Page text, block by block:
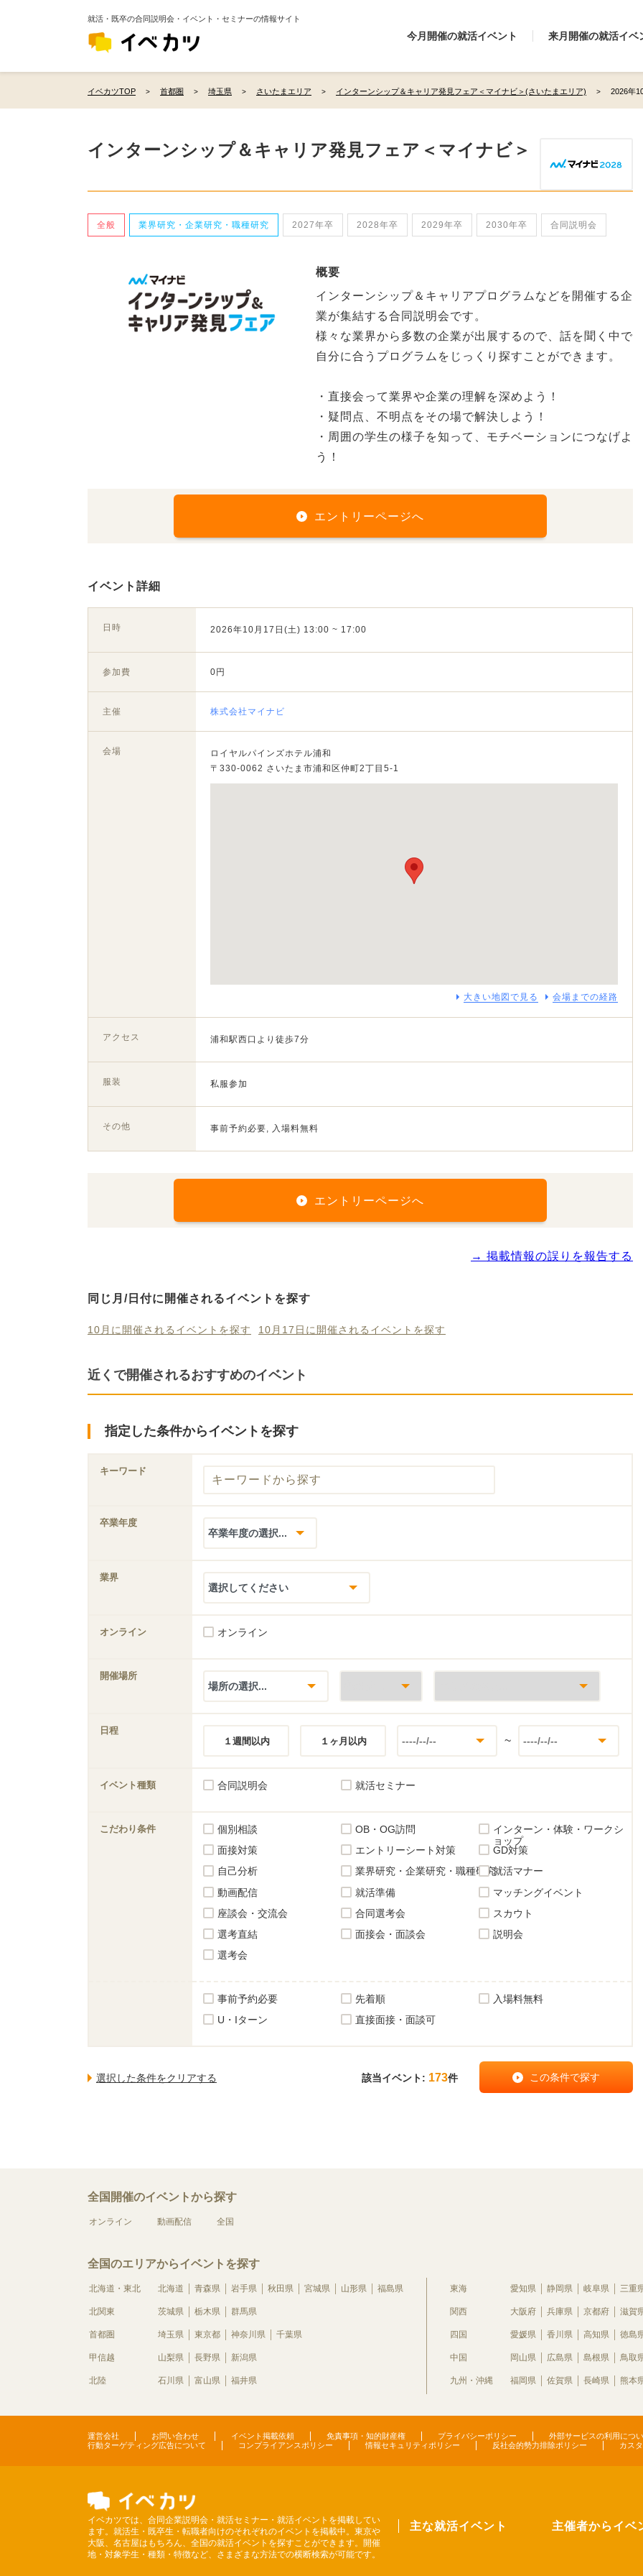
就活・既卒の合同説明会・イベント・セミナーの情報サイト
今月開催の就活イベント 来月開催の就活イベ
イベカツTOP 首都圏 埼玉県 さいたまエリア インターンシップ＆キャリア発見フェア＜マイナビ＞(さいたまエリア) 2026年
インターンシップ＆キャリア発見フェア＜マイナビ＞
全般 業界研究・企業研究・職種研究 2027年卒 2028年卒 2029年卒 2030年卒 合同説明会
概要
インターンシップ＆キャリアプログラムなどを開催する企
業が集結する合同説明会です。
様々な業界から多数の企業が出展するので、話を聞く中で
自分に合うプログラムをじっくり探すことができます。
・直接会って業界や企業の理解を深めよう！
・疑問点、不明点をその場で解決しよう！
・周囲の学生の様子を知って、モチベーションにつなげよ
う！
エントリーページへ
イベント詳細
日時 2026年10月17日(土) 13:00 ~ 17:00
参加費 0円
主催 株式会社マイナビ
会場
ロイヤルパインズホテル浦和
〒330-0062 さいたま市浦和区仲町2丁目5-1
大きい地図で見る 会場までの経路
アクセス 浦和駅西口より徒歩7分
服装 私服参加
その他 事前予約必要, 入場料無料
エントリーページへ
→ 掲載情報の誤りを報告する
同じ月/日付に開催されるイベントを探す
10月に開催されるイベントを探す 10月17日に開催されるイベントを探す
近くで開催されるおすすめのイベント
指定した条件からイベントを探す
キーワード
卒業年度
業界
オンライン オンライン
開催場所
日程
１週間以内
１ヶ月以内 ~
イベント種類 合同説明会 就活セミナー
こだわり条件 個別相談 OB・OG訪問
インターン・体験・ワークシ
ョップ
面接対策
エントリーシート対策
GD対策
自己分析
業界研究・企業研究・職種研究就活マナー
動画配信
就活準備
マッチングイベント
座談会・交流会
合同選考会
スカウト
選考直結
面接会・面談会
説明会
選考会
事前予約必要 先着順
入場料無料
U・Iターン
直接面接・面談可
該当イベント: 173件
全国開催のイベントから探す
オンライン 動画配信 全国
全国のエリアからイベントを探す
北海道・東北 北海道 青森県 岩手県 秋田県 宮城県 山形県 福島県
北関東 茨城県 栃木県 群馬県
首都圏 埼玉県 東京都 神奈川県 千葉県
甲信越 山梨県 長野県 新潟県
北陸 石川県 富山県 福井県
東海 愛知県 静岡県 岐阜県 三重
関西 大阪府 兵庫県 京都府 滋賀
四国 愛媛県 香川県 高知県 徳島
中国 岡山県 広島県 島根県 鳥取
九州・沖縄 福岡県 佐賀県 長崎県 熊本
運営会社 お問い合わせ イベント掲載依頼 免責事項・知的財産権 プライバシーポリシー 外部サービスの利用につ
行動ターゲティング広告について
コンプライアンスポリシー 情報セキュリティポリシー 反社会的勢力排除ポリシー カス
イベカツでは、合同企業説明会・就活セミナー・就活イベントを掲載してい
ます。就活生・既卒生・転職者向けのそれぞれのイベントを掲載中。東京や
大阪、名古屋はもちろん、全国の就活イベントを探すことができます。開催
地・対象学生・種類・特徴など、さまざまな方法での横断検索が可能です。
主な就活イベント 主催者からイベ